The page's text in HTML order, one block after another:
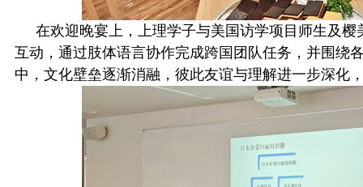
在欢迎晚宴上，上理学子与美国访学项目师生及
互动，通过肢体语言协作完成跨国团队任务，并围绕
中，文化壁垒逐渐消融，彼此友谊与理解进一步深化